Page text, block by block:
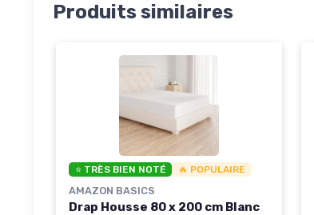
Produits similaires
⭐ TRÈS BIEN NOTÉ 🔥 POPULAIRE
AMAZON BASICS
Drap Housse 80 x 200 cm Blanc